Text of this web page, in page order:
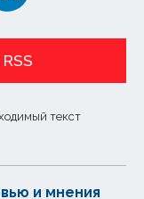
текст
и мнения